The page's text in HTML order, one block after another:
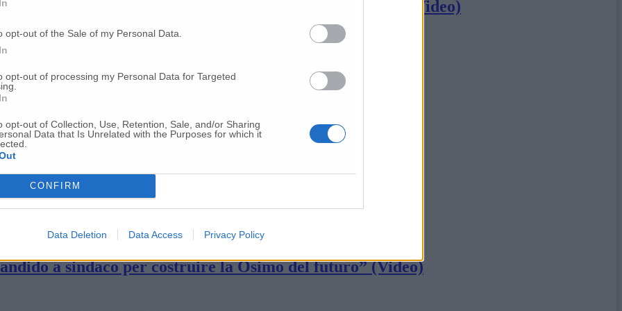
opt-out of the Sale of my Personal Data.
opt-out of processing my Personal Data for Targeted
opt-out of Collection, Use, Retention, Sale, and/or Sharing
Data that Is Unrelated with the Purposes for which it
CONFIRM
Data Deletion Data Access Privacy Policy
(FdI): «Aperti al nuovo. No a minestre riscaldate» (Video)
a sindaco e cerca il bis
il Pd è in pole position
un treno: ecco il calendario degli incontri
luoghi e abitanti
a sindaco per costruire la Osimo del futuro” (Video)